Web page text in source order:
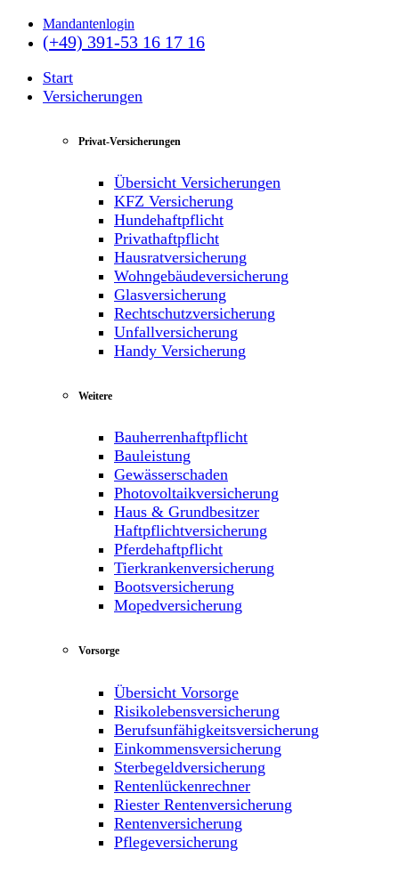
Mandantenlogin
(+49) 391-53 16 17 16
Start
Versicherungen
Privat-Versicherungen
Übersicht Versicherungen
KFZ Versicherung
Hundehaftpflicht
Privathaftpflicht
Hausratversicherung
Wohngebäudeversicherung
Glasversicherung
Rechtschutzversicherung
Unfallversicherung
Handy Versicherung
Weitere
Bauherrenhaftpflicht
Bauleistung
Gewässerschaden
Photovoltaikversicherung
Haus & Grundbesitzer
Haftpflichtversicherung
Pferdehaftpflicht
Tierkrankenversicherung
Bootsversicherung
Mopedversicherung
Vorsorge
Übersicht Vorsorge
Risikolebensversicherung
Berufsunfähigkeitsversicherung
Einkommensversicherung
Sterbegeldversicherung
Rentenlückenrechner
Riester Rentenversicherung
Rentenversicherung
Pflegeversicherung